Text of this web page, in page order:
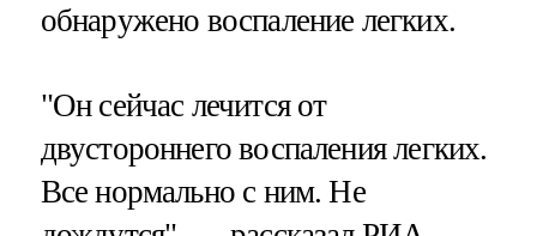
обнаружено воспаление легких.
"Он сейчас лечится от
двустороннего воспаления легких.
Все нормально с ним. Не